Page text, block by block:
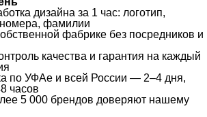
дизайна за 1 час: логотип,
фамилии
фабрике без посредников и
качества и гарантия на каждый
по УФАе и всей России — 2–4 дня,
часов
5 000 брендов доверяют нашему